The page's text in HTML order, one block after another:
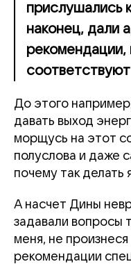
прислушались
наконец, дали
рекомендации,
До этого
давать выход
морщусь на этот
полуслова и даже
почему так делать
А насчет Дины
задавали вопросы
меня, не
рекомендации